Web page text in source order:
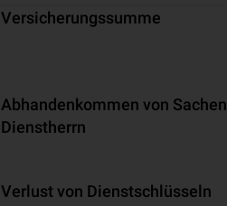
Versicherungssumme
Abhandenkommen von
Dienstherrn
Verlust von Dienstschlüsseln